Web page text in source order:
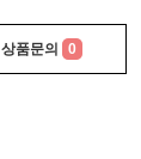
상품문의 0